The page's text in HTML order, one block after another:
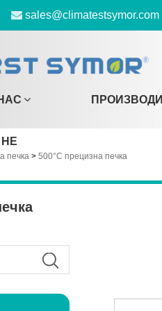
sales@climatestsymor.com
ПРОИЗВОДИ
НЕ
печка > 500°C прецизна печка